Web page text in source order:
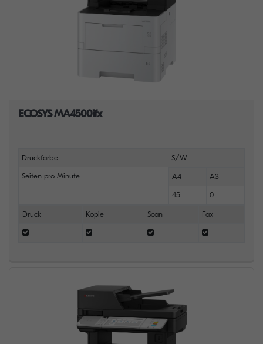
ECOSYS MA4500ifx
Druckfarbe S/W
Seiten pro Minute A4 A3
45 0
Druck Kopie Scan Fax